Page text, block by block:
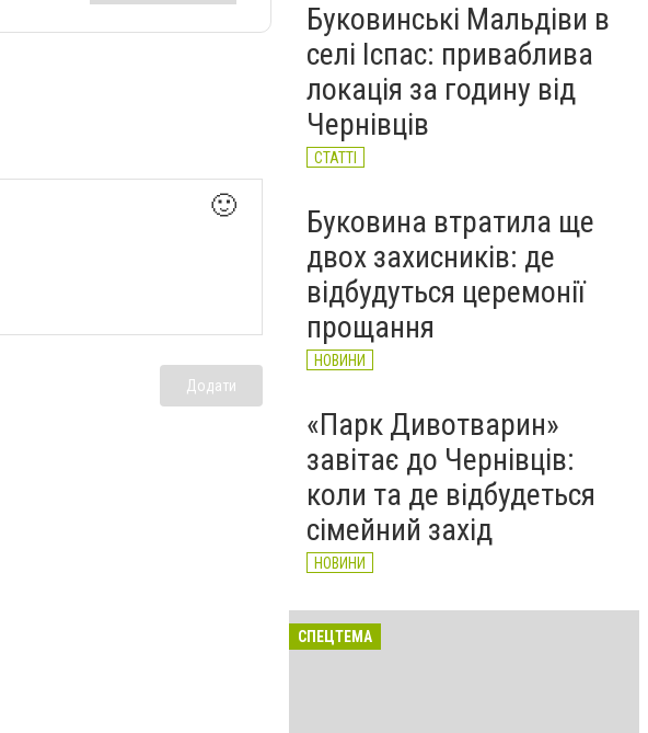
🙂
Додати
Буковинські Мальдіви в
селі Іспас: приваблива
локація за годину від
Чернівців
СТАТТІ
Буковина втратила ще
двох захисників: де
відбудуться церемонії
прощання
НОВИНИ
«Парк Дивотварин»
завітає до Чернівців:
коли та де відбудеться
сімейний захід
НОВИНИ
СПЕЦТЕМА